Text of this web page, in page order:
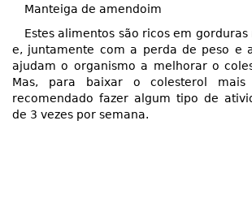
Manteiga de amendoim
Estes alimentos são ricos em
e, juntamente com a perda de peso e
ajudam o organismo a melhorar o
Mas, para baixar o colesterol mais
recomendado fazer algum tipo de
de 3 vezes por semana.